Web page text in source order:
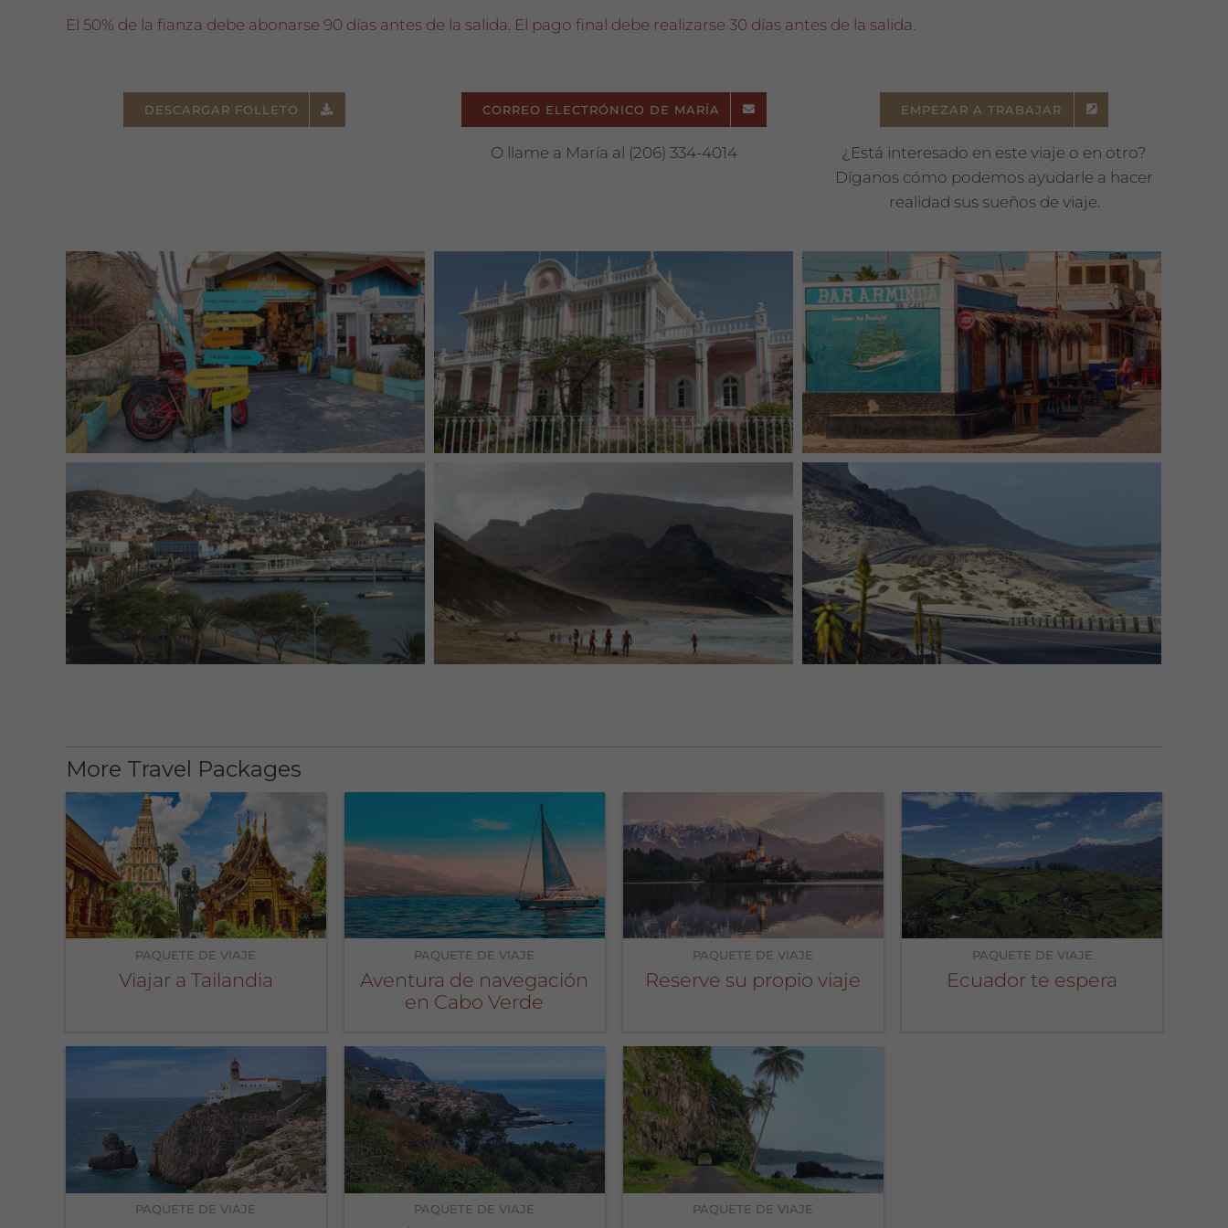
El 50% de la fianza debe abonarse 90 días antes de la salida. El pago final debe realizarse 30 días antes de la salida.
DESCARGAR FOLLETO CORREO ELECTRÓNICO DE MARÍA
O llame a María al (206) 334-4014
EMPEZAR A TRABAJAR
¿Está interesado en este viaje o en otro?
Díganos cómo podemos ayudarle a hacer
realidad sus sueños de viaje.
More Travel Packages
PAQUETE DE VIAJE
Viajar a Tailandia
PAQUETE DE VIAJE
Aventura de navegación
en Cabo Verde
PAQUETE DE VIAJE
Reserve su propio viaje
PAQUETE DE VIAJE
Ecuador te espera
PAQUETE DE VIAJE PAQUETE DE VIAJE PAQUETE DE VIAJE